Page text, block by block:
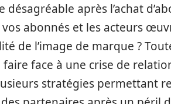
désagréable après l’achat
abonnés et les acteurs
de l’image de marque ?
face à une crise de
stratégies permettant